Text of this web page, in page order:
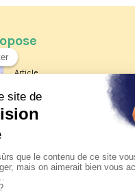
Article
Les reportages d'été 2026
La visite pastorale du pape
XIV à Assise à suivre sur
jeudi 6 août